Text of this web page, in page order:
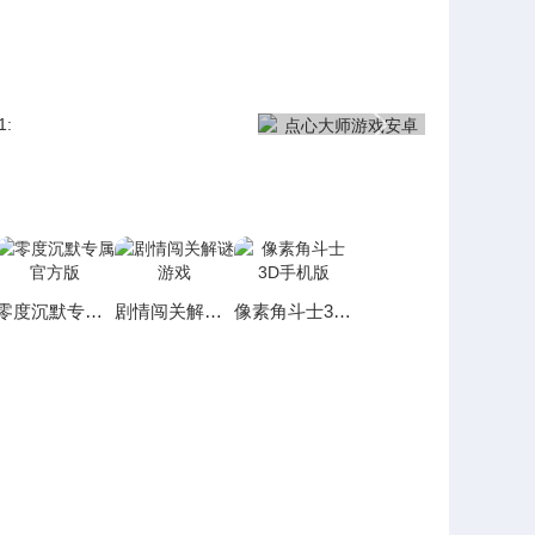
零度沉默专属官方版 剧情闯关解谜游戏 像素角斗士3D手机版